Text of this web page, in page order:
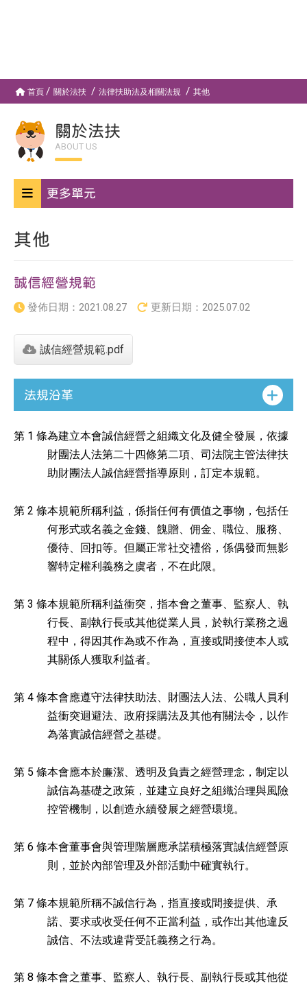
首頁 關於法扶 法律扶助法及相關法規 其他
關於法扶
ABOUT US
更多單元
其他
誠信經營規範
發佈日期： 2021.08.27 更新日期： 2025.07.02
誠信經營規範.pdf
法規沿革
第 1 條為建立本會誠信經營之組織文化及健全發展，依據
財團法人法第二十四條第二項、司法院主管法律扶
助財團法人誠信經營指導原則，訂定本規範。
第 2 條本規範所稱利益，係指任何有價值之事物，包括任
何形式或名義之金錢、餽贈、佣金、職位、服務、
優待、回扣等。但屬正常社交禮俗，係偶發而無影
響特定權利義務之虞者，不在此限。
第 3 條本規範所稱利益衝突，指本會之董事、監察人、執
行長、副執行長或其他從業人員，於執行業務之過
程中，得因其作為或不作為，直接或間接使本人或
其關係人獲取利益者。
第 4 條本會應遵守法律扶助法、財團法人法、公職人員利
益衝突迴避法、政府採購法及其他有關法令，以作
為落實誠信經營之基礎。
第 5 條本會應本於廉潔、透明及負責之經營理念，制定以
誠信為基礎之政策，並建立良好之組織治理與風險
控管機制，以創造永續發展之經營環境。
第 6 條本會董事會與管理階層應承諾積極落實誠信經營原
則，並於內部管理及外部活動中確實執行。
第 7 條本規範所稱不誠信行為，指直接或間接提供、承
諾、要求或收受任何不正當利益，或作出其他違反
誠信、不法或違背受託義務之行為。
第 8 條本會之董事、監察人、執行長、副執行長或其他從